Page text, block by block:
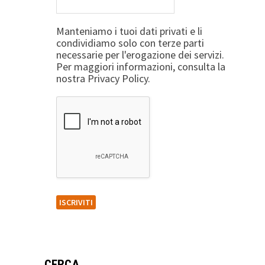
Manteniamo i tuoi dati privati e li
condividiamo solo con terze parti
necessarie per l'erogazione dei servizi.
Per maggiori informazioni, consulta la
nostra Privacy Policy.